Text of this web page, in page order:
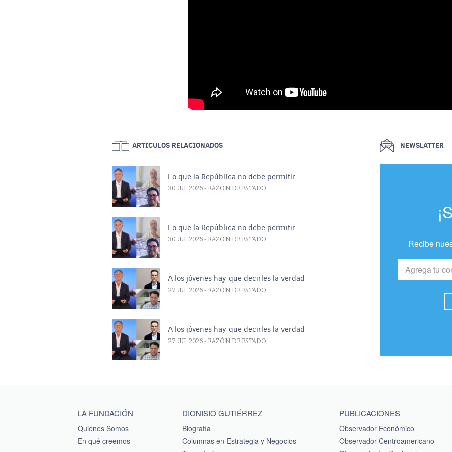
ARTICULOS RELACIONADOS
Lo que la República no debe permitir
30 JUL 2026 - RAZÓN DE ESTADO
Lo que la República no debe permitir
30 JUL 2026 - RAZÓN DE ESTADO
A los jóvenes hay que decirles la verdad
27 JUL 2026 - RAZÓN DE ESTADO
A los jóvenes hay que decirles la verdad
27 JUL 2026 - RAZÓN DE ESTADO
NEWSLATTER
Recibe
Main menu footer
LA FUNDACIÓN
Quiénes Somos
En qué creemos
DIONISIO GUTIÉRREZ
Biografía
Columnas en Estrategia y Negocios
PUBLICACIONES
Observador Económico
Observador Centroamericano